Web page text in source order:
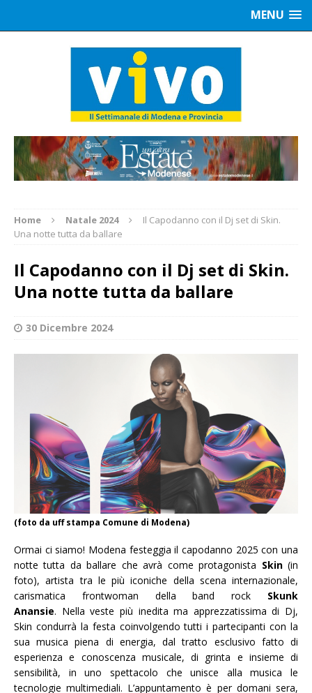
MENU
Home Natale 2024
Il Capodanno con il Dj set di Skin.
Una notte tutta da ballare
Il Capodanno con il Dj set di Skin.
Una notte tutta da ballare
30 Dicembre 2024
(foto da uff stampa Comune di Modena)
Ormai ci siamo! Modena festeggia il capodanno 2025 con una
notte tutta da ballare che avrà come protagonista Skin(in
foto), artista tra le più iconiche della scena internazionale,
carismatica frontwoman della band rock Skunk
Anansie. Nella veste più inedita ma apprezzatissima di Dj,
Skin condurrà la festa coinvolgendo tutti i partecipanti con la
sua musica piena di energia, dal tratto esclusivo fatto di
esperienza e conoscenza musicale, di grinta e insieme di
sensibilità, in uno spettacolo che unisce alla musica le
tecnologie multimediali. L’appuntamento è per domani sera,